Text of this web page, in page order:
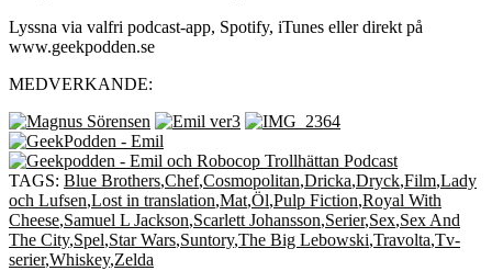
Lyssna via valfri podcast-app, Spotify, iTunes eller direkt på
www.geekpodden.se
MEDVERKANDE:
TAGS: Blue Brothers,Chef,Cosmopolitan,Dricka,Dryck,Film,Lady
och Lufsen,Lost in translation,Mat,Öl,Pulp Fiction,Royal With
Cheese,Samuel L Jackson,Scarlett Johansson,Serier,Sex,Sex And
The City,Spel,Star Wars,Suntory,The Big Lebowski,Travolta,Tv-
serier,Whiskey,Zelda